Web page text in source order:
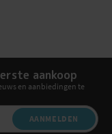
aankoop
en aanbiedingen te
AANMELDEN